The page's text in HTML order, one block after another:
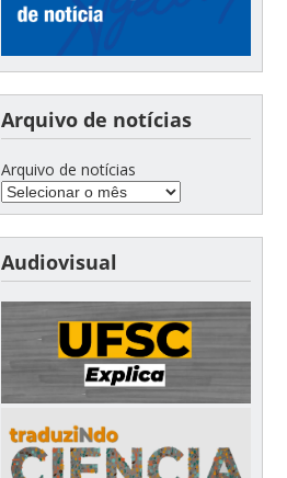
Arquivo de notícias
Arquivo de notícias
Audiovisual